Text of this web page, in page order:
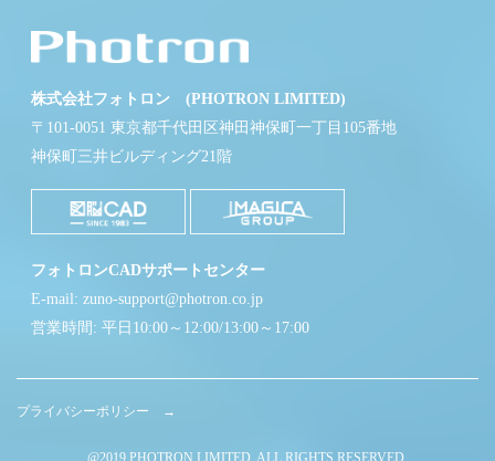
株式会社フォトロン (PHOTRON LIMITED)
〒101-0051 東京都千代田区神田神保町一丁目105番地
神保町三井ビルディング21階
フォトロンCADサポートセンター
E-mail: zuno-support@photron.co.jp
営業時間: 平日10:00～12:00/13:00～17:00
プライバシーポリシー →
@2019 PHOTRON LIMITED. ALL RIGHTS RESERVED.